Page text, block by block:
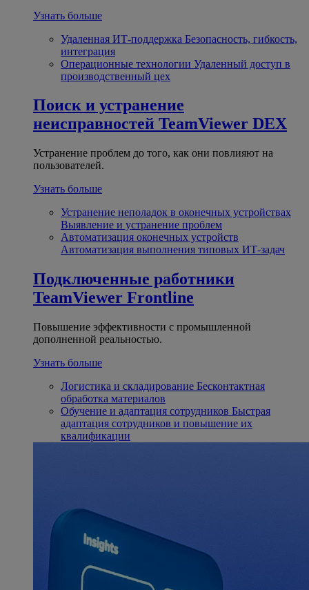
Узнать больше
Удаленная ИТ-поддержка Безопасность, гибкость,
интеграция
Операционные технологии Удаленный доступ в
производственный цех
Поиск и устранение
неисправностей TeamViewer DEX
Устранение проблем до того, как они повлияют на
пользователей.
Узнать больше
Устранение неполадок в оконечных устройствах
Выявление и устранение проблем
Автоматизация оконечных устройств
Автоматизация выполнения типовых ИТ-задач
Подключенные работники
TeamViewer Frontline
Повышение эффективности с промышленной
дополненной реальностью.
Узнать больше
Логистика и складирование Бесконтактная
обработка материалов
Обучение и адаптация сотрудников Быстрая
адаптация сотрудников и повышение их
квалификации